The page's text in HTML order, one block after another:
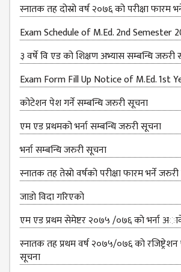
स्नातक तह दोस्रो वर्ष २०७६ को परीक्षा फारम
Exam Schedule of M.Ed. 2nd Semester
३ वर्षे वि एड को शिक्षण अभ्यास सम्बन्धि जरुरी
Exam Form Fill Up Notice of M.Ed. 1st
कोटेशन पेश गर्ने सम्बन्धि जरुरी सूचना
एम एड प्रथमको भर्ना सम्बन्धि जरुरी सूचना
भर्ना सम्बन्धि जरुरी सूचना
स्नातक तह तेस्राे वर्षकाे परीक्षा फारम भर्ने
जाडाे विदा गरिएकाे
एम एड प्रथम सेमेष्टर २०७५ /०७६ काे भर्ना
स्नातक तह प्रथम वर्ष २०७५/०७६ काे
सूचना